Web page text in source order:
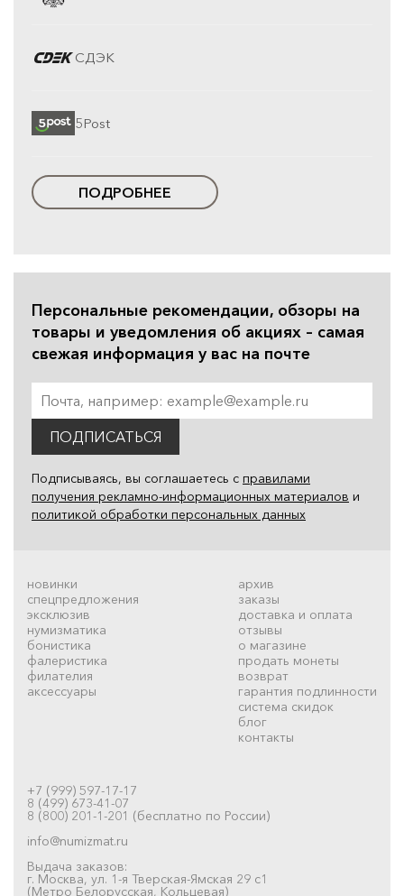
СДЭК
5Post
ПОДРОБНЕЕ
Персональные рекомендации, обзоры на
товары и уведомления об акциях – самая
свежая информация у вас на почте
ПОДПИСАТЬСЯ
Подписываясь, вы соглашаетесь с правилами
получения рекламно-информационных материалов и
политикой обработки персональных данных
новинки
спецпредложения
эксклюзив
нумизматика
бонистика
фалеристика
филателия
аксессуары
архив
заказы
доставка и оплата
отзывы
о магазине
продать монеты
возврат
гарантия подлинности
система скидок
блог
контакты
+7 (999) 597-17-17
8 (499) 673-41-07
8 (800) 201-1-201 (бесплатно по России)
info@numizmat.ru
Выдача заказов:
г. Москва, ул. 1-я Тверская-Ямская 29 с1
(Метро Белорусская, Кольцевая)